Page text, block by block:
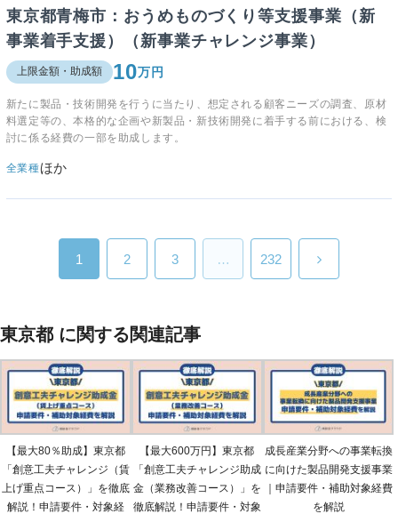
東京都青梅市：おうめものづくり等支援事業（新
事業着手支援）（新事業チャレンジ事業）
上限金額・助成額 10万円
新たに製品・技術開発を行うに当たり、想定される顧客ニーズの調査、原材
料選定等の、本格的な企画や新製品・新技術開発に着手する前における、検
討に係る経費の一部を助成します。
全業種ほか
1 2 3 … 232
東京都 に関する関連記事
【最大80％助成】東京都
「創意工夫チャレンジ（賃
上げ重点コース）」を徹底
解説！申請要件・対象経
【最大600万円】東京都
「創意工夫チャレンジ助成
金（業務改善コース）」を
徹底解説！申請要件・対象
成長産業分野への事業転換
に向けた製品開発支援事業
｜申請要件・補助対象経費
を解説